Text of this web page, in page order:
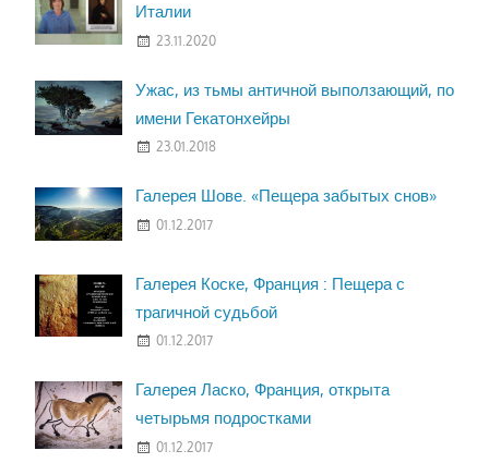
Италии
23.11.2020
Ужас, из тьмы античной выползающий, по
имени Гекатонхейры
23.01.2018
Галерея Шове. «Пещера забытых снов»
01.12.2017
Галерея Коске, Франция : Пещера с
трагичной судьбой
01.12.2017
Галерея Ласко, Франция, открыта
четырьмя подростками
01.12.2017